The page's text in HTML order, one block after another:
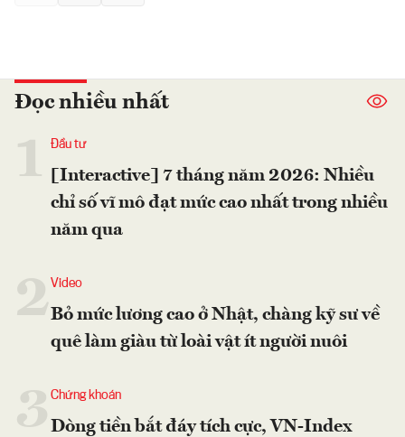
Đọc nhiều nhất
Đầu tư
[Interactive] 7 tháng năm 2026: Nhiều
chỉ số vĩ mô đạt mức cao nhất trong nhiều
năm qua
2Video
Bỏ mức lương cao ở Nhật, chàng kỹ sư về
quê làm giàu từ loài vật ít người nuôi
Chứng khoán
Dòng tiền bắt đáy tích cực, VN-Index